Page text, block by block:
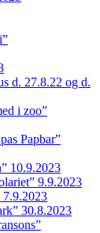
d. 27.8.22 og d.
i zoo”
Papbar”
10.9.2023
9.9.2023
7.9.2023
30.8.2023